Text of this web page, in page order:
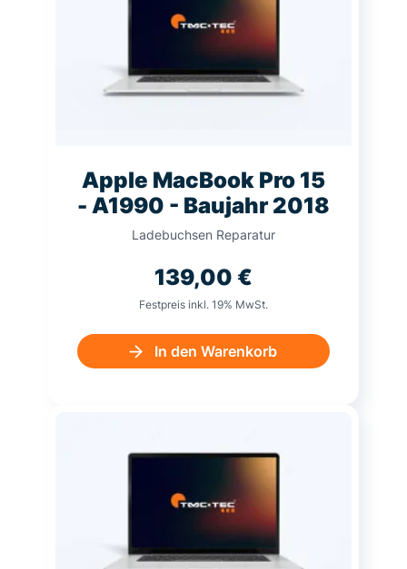
Apple MacBook Pro 15
- A1990 - Baujahr 2018
Ladebuchsen Reparatur
139,00 €
Festpreis inkl. 19% MwSt.
In den Warenkorb